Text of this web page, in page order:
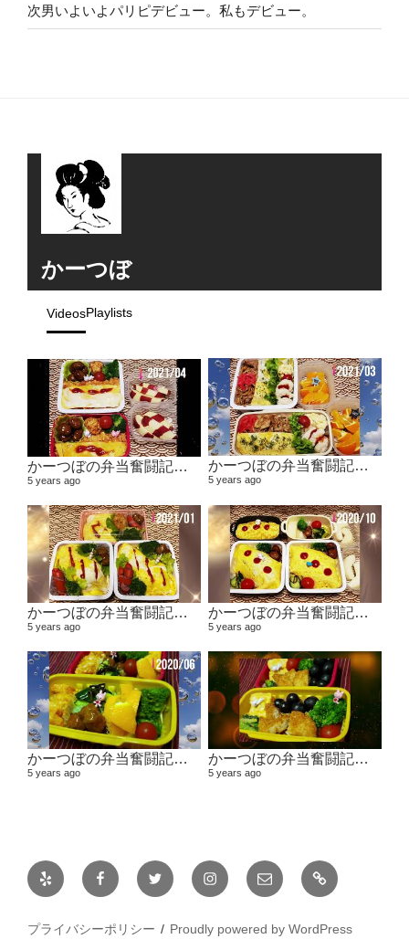
次男いよいよパリピデビュー。私もデビュー。
かーつぼ
VideosPlaylists
かーつぼの弁当奮闘記その6 【２０２１年４月～５月】
5 years ago
かーつぼの弁当奮闘記その5 【２０２１年２月～３月】
5 years ago
かーつぼの弁当奮闘記その４ 【２０２０年１１月～２０２１年１月】
5 years ago
かーつぼの弁当奮闘記その３ 【２０２０年８・９月～１０月】
5 years ago
かーつぼの弁当奮闘記その２ 【２０２０年６月～７月】
5 years ago
かーつぼの弁当奮闘記その1 2020年４月～５月
5 years ago
Yelp FacebookTwitter Instagramメ
ー
日
常
プライバシーポリシー Proudly powered by WordPress